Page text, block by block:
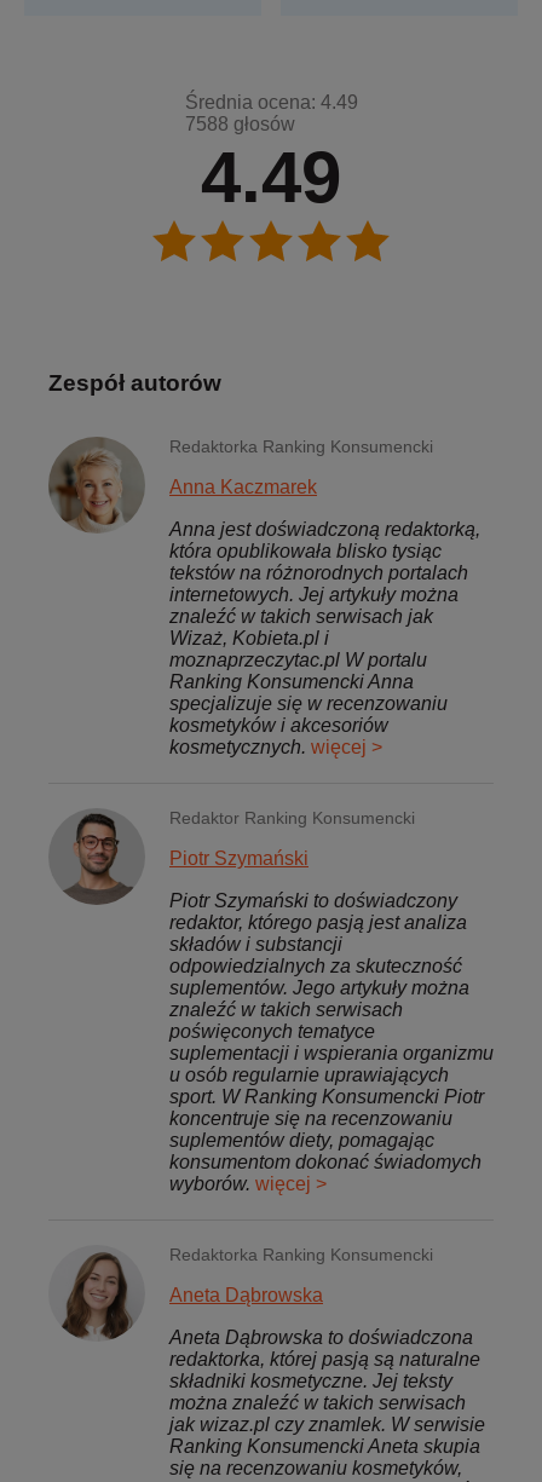
4.49
Średnia ocena: 4.49
7588 głosów
Zespół autorów
Redaktorka Ranking Konsumencki
Anna Kaczmarek
Anna jest doświadczoną redaktorką,
która opublikowała blisko tysiąc
tekstów na różnorodnych portalach
internetowych. Jej artykuły można
znaleźć w takich serwisach jak
Wizaż, Kobieta.pl i
moznaprzeczytac.pl W portalu
Ranking Konsumencki Anna
specjalizuje się w recenzowaniu
kosmetyków i akcesoriów
kosmetycznych. więcej >
Redaktor Ranking Konsumencki
Piotr Szymański
Piotr Szymański to doświadczony
redaktor, którego pasją jest analiza
składów i substancji
odpowiedzialnych za skuteczność
suplementów. Jego artykuły można
znaleźć w takich serwisach
poświęconych tematyce
suplementacji i wspierania organizmu
u osób regularnie uprawiających
sport. W Ranking Konsumencki Piotr
koncentruje się na recenzowaniu
suplementów diety, pomagając
konsumentom dokonać świadomych
wyborów. więcej >
Redaktorka Ranking Konsumencki
Aneta Dąbrowska
Aneta Dąbrowska to doświadczona
redaktorka, której pasją są naturalne
składniki kosmetyczne. Jej teksty
można znaleźć w takich serwisach
jak wizaz.pl czy znamlek. W serwisie
Ranking Konsumencki Aneta skupia
się na recenzowaniu kosmetyków,